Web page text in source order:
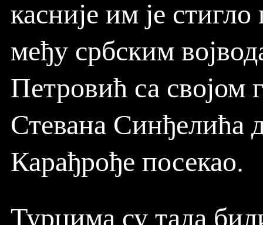
касније им је
међу србским
Петровић са својом
Стевана Синђелића
Карађрође посекао.
Турцима су тада